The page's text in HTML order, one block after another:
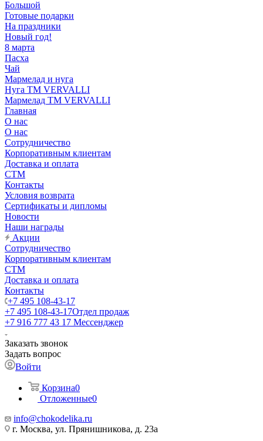
Большой
Готовые подарки
На праздники
Новый год!
8 марта
Пасха
Чай
Мармелад и нуга
Нуга ТМ VERVALLI
Мармелад ТМ VERVALLI
Главная
О нас
О нас
Сотрудничество
Корпоративным клиентам
Доставка и оплата
СТМ
Контакты
Условия возврата
Сертификаты и дипломы
Новости
Наши награды
Акции
Сотрудничество
Корпоративным клиентам
СТМ
Доставка и оплата
Контакты
+7 495 108-43-17
+7 495 108-43-17Отдел продаж
+7 916 777 43 17 Мессенджер
Заказать звонок
Задать вопрос
Войти
Корзина0
Отложенные0
info@chokodelika.ru
г. Москва, ул. Прянишникова, д. 23а